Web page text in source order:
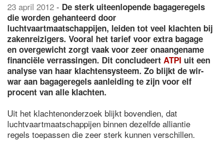
23 april 2012 - De sterk uiteenlopende bagageregels
die worden gehanteerd door
luchtvaartmaatschappijen, leiden tot veel klachten bij
zakenreizigers. Vooral het tarief voor extra bagage
en overgewicht zorgt vaak voor zeer onaangename
financiële verrassingen. Dit concludeert ATPI uit een
analyse van haar klachtensysteem. Zo blijkt de wir-
war aan bagageregels aanleiding te zijn voor elf
procent van alle klachten.
Uit het klachtenonderzoek blijkt bovendien, dat
luchtvaartmaatschappijen binnen dezelfde alliantie
regels toepassen die zeer sterk kunnen verschillen.